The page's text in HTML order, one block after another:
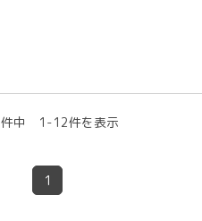
件中 1-12件を表示
1